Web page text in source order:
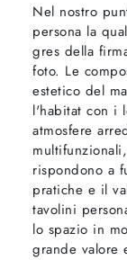
Nel nostro
persona la
gres della
foto. Le
estetico del
l'habitat con i
atmosfere
rispondono a
pratiche e il
tavolini
lo spazio in
grande valore